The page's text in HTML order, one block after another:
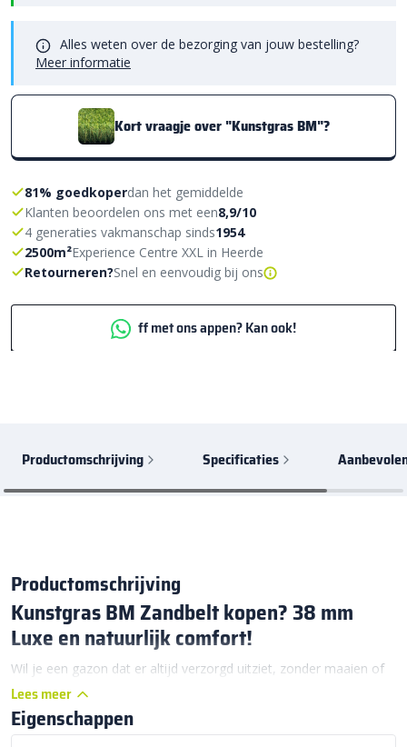
Alles weten over de bezorging van jouw bestelling?
Meer informatie
Kort vraagje over "Kunstgras BM"?
81% goedkoperdan het gemiddelde
Klanten beoordelen ons met een8,9/10
4 generaties vakmanschap sinds1954
2500m²Experience Centre XXL in Heerde
Retourneren?Snel en eenvoudig bij ons
ff met ons appen? Kan ook!
Productomschrijving Specificaties
Productomschrijving
Kunstgras BM Zandbelt kopen? 38 mm
Luxe en natuurlijk comfort!
Wil je een gazon dat er altijd verzorgd uitziet, zonder maaien of
sproeien? Dan is
Deze hoogwaardige kunstgrasmat heeft een
38 mm, een indrukwekkende dichtheid van23.100 steken per
Lees meer
Eigenschappen